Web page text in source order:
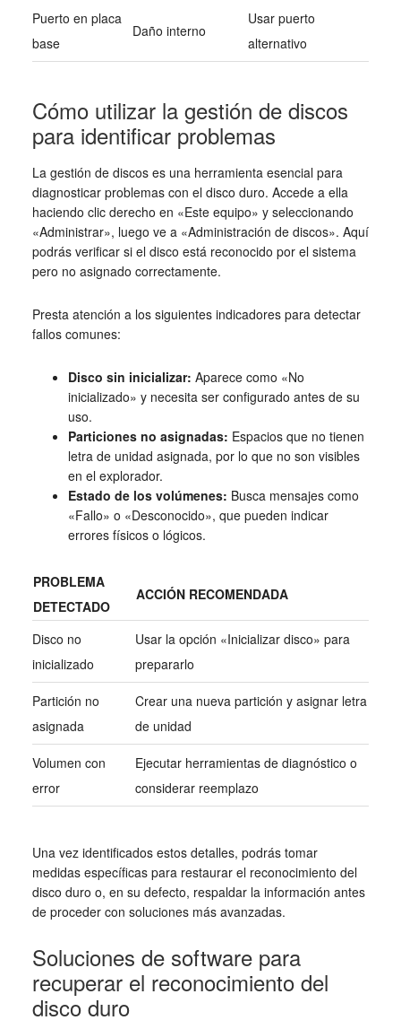
Puerto en placa
base
Daño interno
Usar puerto
alternativo
Cómo utilizar la gestión de discos
para identificar problemas
La gestión de discos es una herramienta esencial para
diagnosticar problemas con el disco duro. Accede a ella
haciendo clic derecho en «Este equipo» y seleccionando
«Administrar», luego ve a «Administración de discos». Aquí
podrás verificar si el disco está reconocido por el sistema
pero no asignado correctamente.
Presta atención a los siguientes indicadores para detectar
fallos comunes:
Disco sin inicializar: Aparece como «No
inicializado» y necesita ser configurado antes de su
uso.
Particiones no asignadas: Espacios que no tienen
letra de unidad asignada, por lo que no son visibles
en el explorador.
Estado de los volúmenes: Busca mensajes como
«Fallo» o «Desconocido», que pueden indicar
errores físicos o lógicos.
PROBLEMA
DETECTADO
ACCIÓN RECOMENDADA
Disco no
inicializado
Usar la opción «Inicializar disco» para
prepararlo
Partición no
asignada
Crear una nueva partición y asignar letra
de unidad
Volumen con
error
Ejecutar herramientas de diagnóstico o
considerar reemplazo
Una vez identificados estos detalles, podrás tomar
medidas específicas para restaurar el reconocimiento del
disco duro o, en su defecto, respaldar la información antes
de proceder con soluciones más avanzadas.
Soluciones de software para
recuperar el reconocimiento del
disco duro